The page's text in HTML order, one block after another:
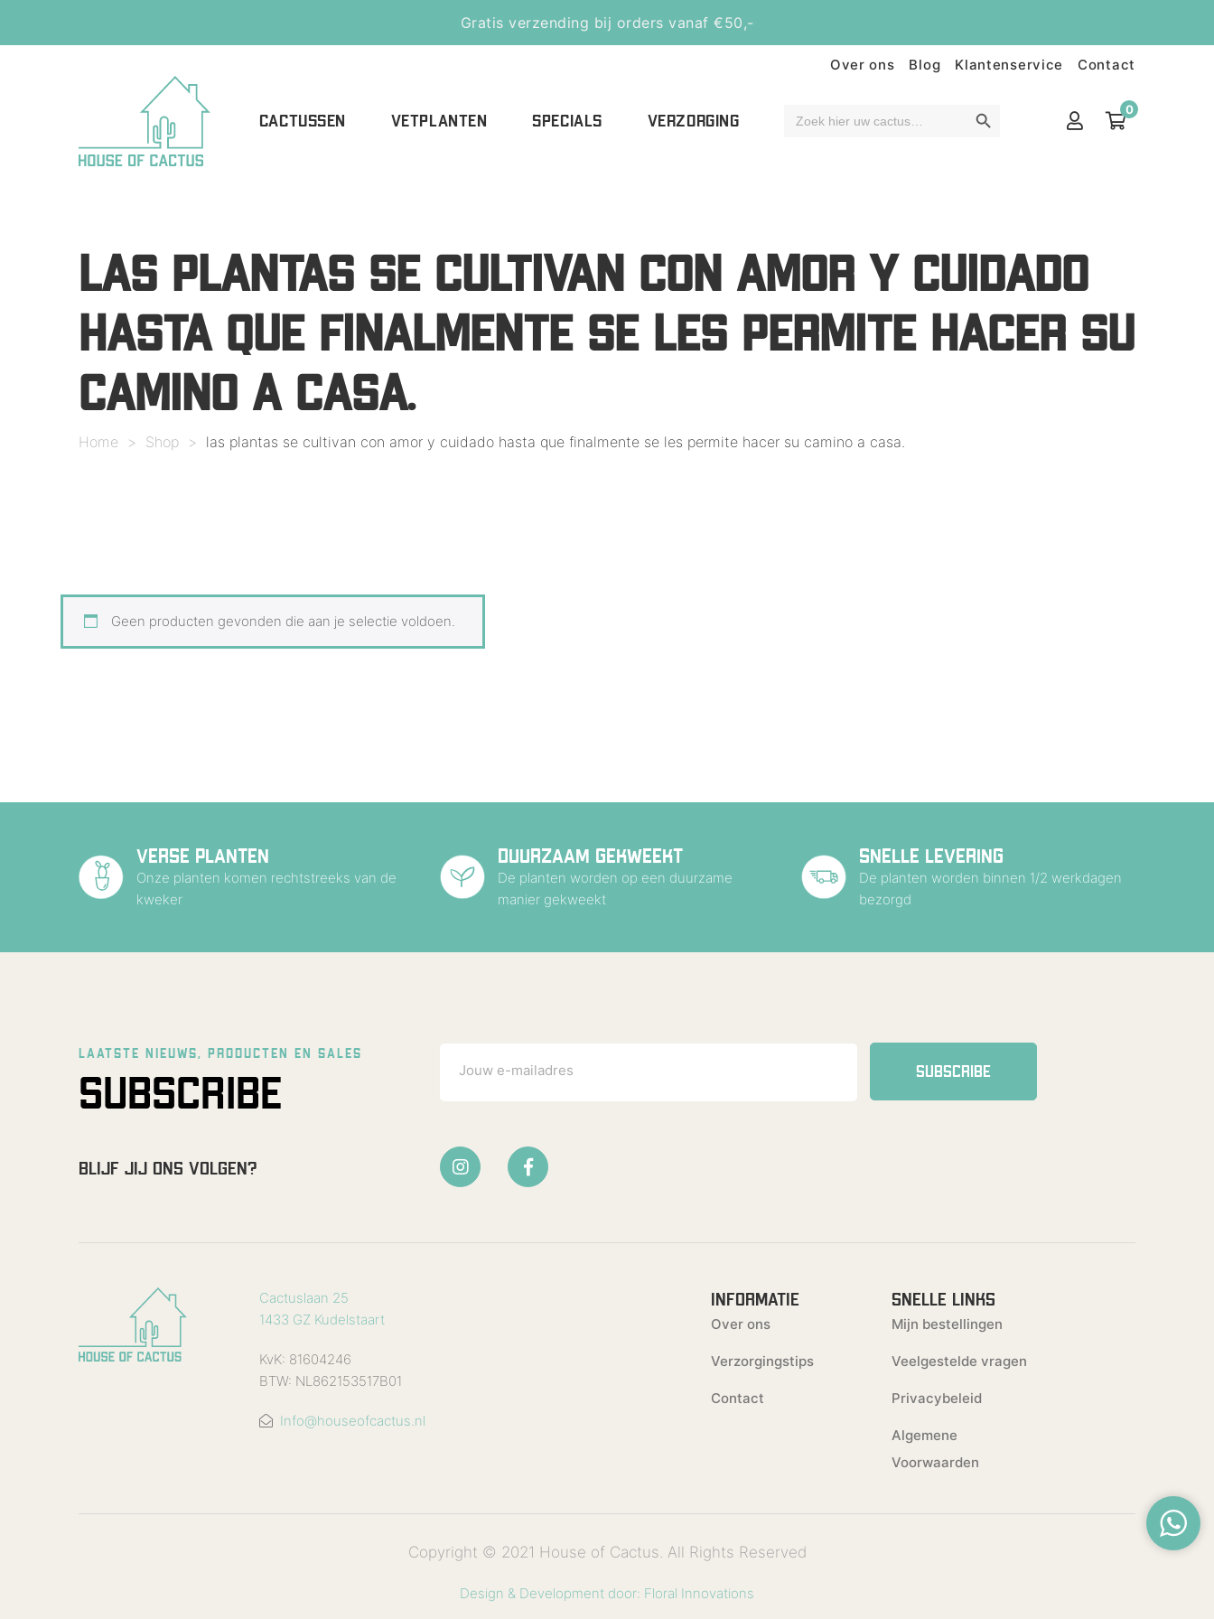
Gratis verzending bij orders vanaf €50,-
Over ons Blog Klantenservice Contact
CACTUSSEN VETPLANTEN SPECIALS VERZORGING
0
LAS PLANTAS SE CULTIVAN CON AMOR Y CUIDADO
HASTA QUE FINALMENTE SE LES PERMITE HACER SU
CAMINO A CASA.
Home > Shop > las plantas se cultivan con amor y cuidado hasta que finalmente se les permite hacer su camino a casa.
Geen producten gevonden die aan je selectie voldoen.
VERSE PLANTEN
Onze planten komen rechtstreeks van de
kweker
DUURZAAM GEKWEEKT
De planten worden op een duurzame
manier gekweekt
SNELLE LEVERING
De planten worden binnen 1/2 werkdagen
bezorgd
LAATSTE NIEUWS, PRODUCTEN EN SALES
SUBSCRIBE
BLIJF JIJ ONS VOLGEN?
SUBSCRIBE
Cactuslaan 25
1433 GZ Kudelstaart
KvK: 81604246
BTW: NL862153517B01
Info@houseofcactus.nl
INFORMATIE
Over ons
Verzorgingstips
Contact
SNELLE LINKS
Mijn bestellingen
Veelgestelde vragen
Privacybeleid
Algemene
Voorwaarden
Copyright © 2021 House of Cactus. All Rights Reserved
Design & Development door: Floral Innovations